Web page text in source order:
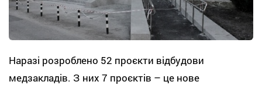
Наразі розроблено 52 проєкти відбудови
медзакладів. З них 7 проєктів – це нове